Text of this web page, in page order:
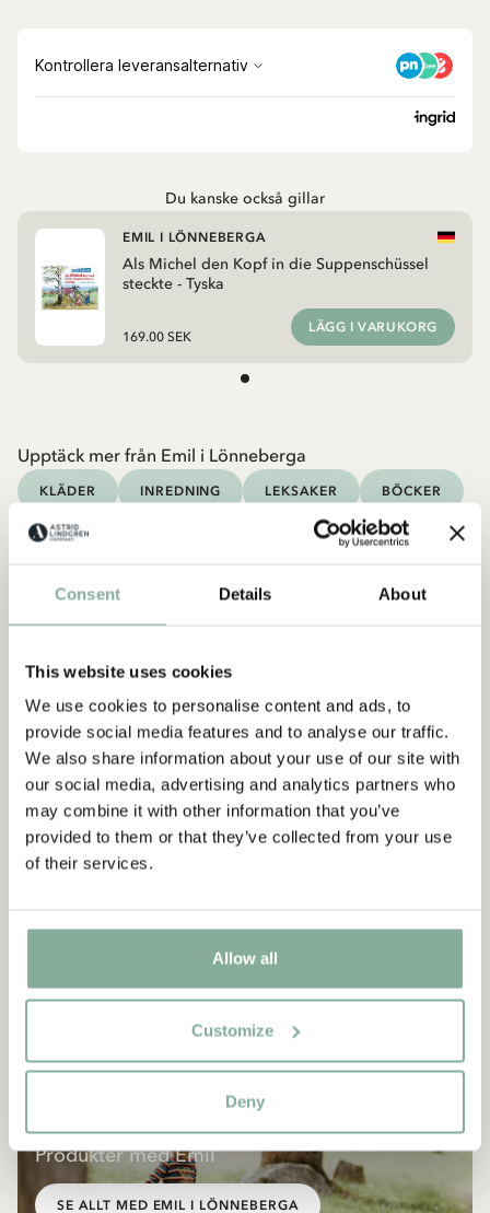
Consent Details About
This website uses cookies
We use cookies to personalise content and ads, to
provide social media features and to analyse our traffic.
We also share information about your use of our site with
our social media, advertising and analytics partners who
may combine it with other information that you’ve
provided to them or that they’ve collected from your use
of their services.
Allow all
Customize
Deny
Du kanske också gillar
Als Michel den Kopf in die Suppenschüssel
steckte - Tyska
EMIL I LÖNNEBERGA
169.00 SEK
LÄGG I VARUKORG
Upptäck mer från Emil i Lönneberga
KLÄDER INREDNING LEKSAKER BÖCKER
Upptäck mer Böcker
EMIL I LÖNNEBERGA
Produkter med Emil
SE ALLT MED EMIL I LÖNNEBERGA